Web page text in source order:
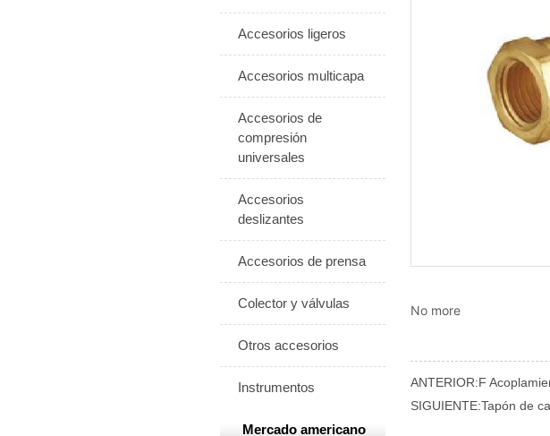
Accesorios ligeros
Accesorios multicapa
Accesorios de
compresión
universales
Accesorios
deslizantes
Accesorios de prensa
Colector y válvulas
Otros accesorios
Instrumentos
Mercado americano
No more
ANTERIOR:F
SIGUIENTE:Tapón de